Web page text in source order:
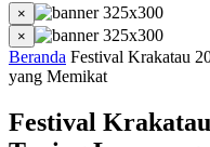
×
×
Beranda Festival Krakatau
yang Memikat
Festival